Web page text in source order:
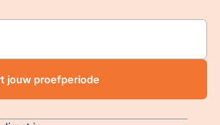
media. Lees inons manifestwaar
gebruik van deze site zijn de
toepassing:Algemene Voorwaarden
|Privacy instellingen
jouw proefperiode